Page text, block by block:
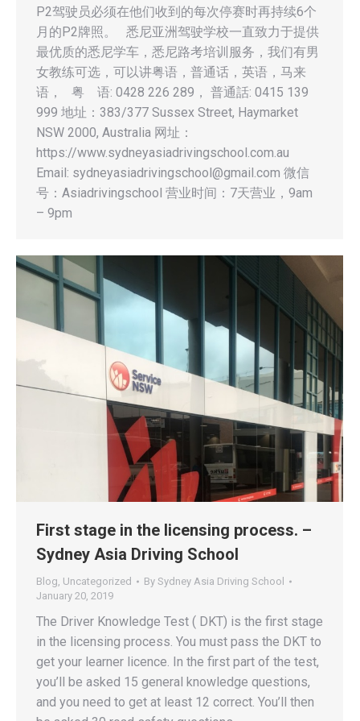
P2驾驶员必须在他们收到的每次停赛时再持续6个
月的P2牌照。 悉尼亚洲驾驶学校一直致力于提供
最优质的悉尼学车，悉尼路考培训服务，我们有男
女教练可选，可以讲粤语，普通话，英语，马来
语， 粤 语: 0428 226 289， 普通話: 0415 139
999 地址：383/377 Sussex Street, Haymarket
NSW 2000, Australia 网址：
https://www.sydneyasiadrivingschool.com.au
Email: sydneyasiadrivingschool@gmail.com 微信
号：Asiadrivingschool 营业时间：7天营业，9am
– 9pm
First stage in the licensing process. –
Sydney Asia Driving School
Blog Uncategorized By Sydney Asia Driving School
January 20, 2019
The Driver Knowledge Test ( DKT) is the first stage
in the licensing process. You must pass the DKT to
get your learner licence. In the first part of the test,
you’ll be asked 15 general knowledge questions,
and you need to get at least 12 correct. You’ll then